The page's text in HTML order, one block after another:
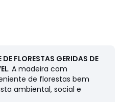
FLORESTAS GERIDAS DE
. A madeira com
de florestas bem
ambiental, social e